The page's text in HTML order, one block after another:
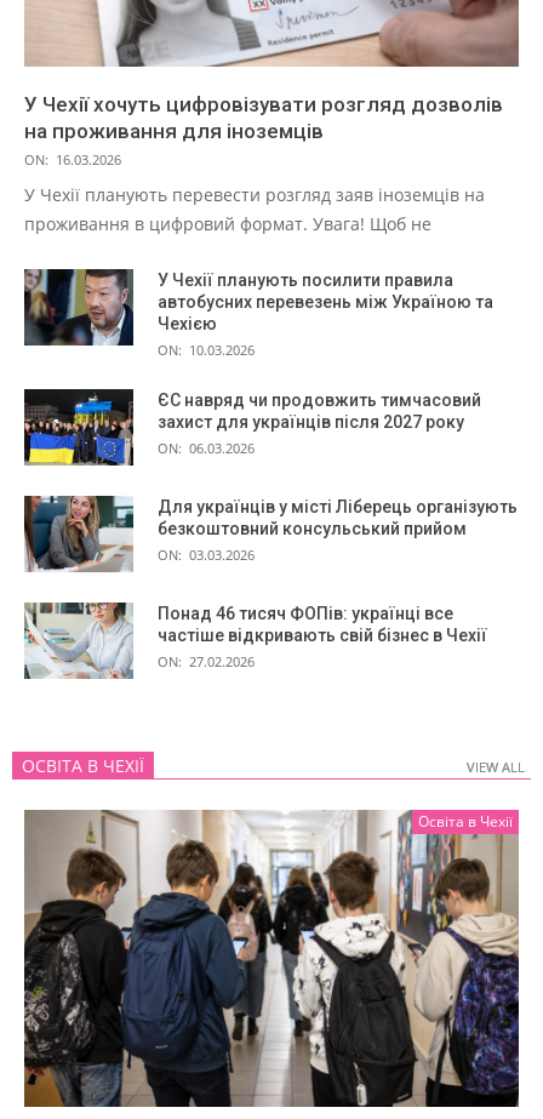
У Чехії хочуть цифровізувати розгляд дозволів
на проживання для іноземців
ON: 16.03.2026
У Чехії планують перевести розгляд заяв іноземців на
проживання в цифровий формат. Увага! Щоб не
У Чехії планують посилити правила
автобусних перевезень між Україною та
Чехією
ON: 10.03.2026
ЄС навряд чи продовжить тимчасовий
захист для українців після 2027 року
ON: 06.03.2026
Для українців у місті Ліберець організують
безкоштовний консульський прийом
ON: 03.03.2026
Понад 46 тисяч ФОПів: українці все
частіше відкривають свій бізнес в Чехії
ON: 27.02.2026
ОСВІТА В ЧЕХІЇ VIEW ALL
Освіта в Чехії
VIEW ALL